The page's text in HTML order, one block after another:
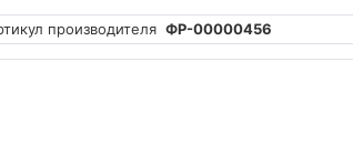
производителя ФР-00000456